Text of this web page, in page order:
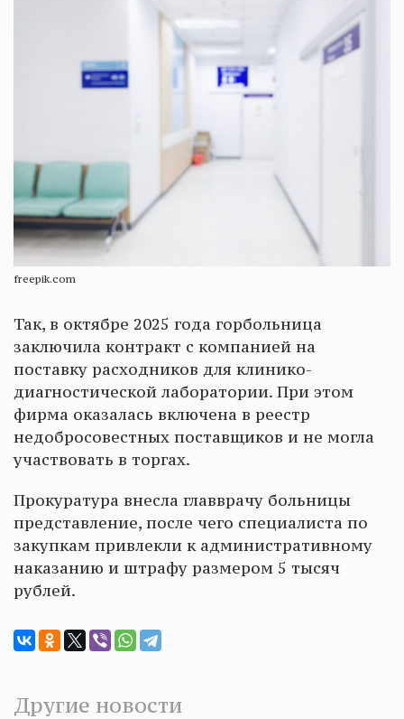
freepik.com
Так, в октябре 2025 года горбольница
заключила контракт с компанией на
поставку расходников для клинико-
диагностической лаборатории. При этом
фирма оказалась включена в реестр
недобросовестных поставщиков и не могла
участвовать в торгах.
Прокуратура внесла главврачу больницы
представление, после чего специалиста по
закупкам привлекли к административному
наказанию и штрафу размером 5 тысяч
рублей.
Другие новости